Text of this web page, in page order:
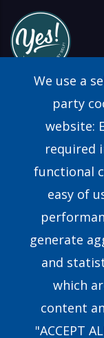
Find a
FAQs
Contact Us
Our Story
Our Team
Research &
We use a
party
website:
required
functional
easy of
generate
and
which
content
"ACCEPT